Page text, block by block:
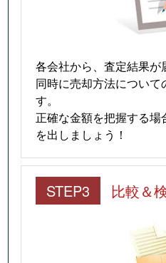
各会社から、査定結果が
同時に売却方法について
す。
正確な金額を把握する
を出しましょう！
STEP3 比較＆